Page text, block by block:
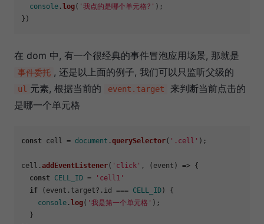
console .log( '我点的是哪个单元格?' );
在 dom 中, 有一个很经典的事件冒泡应用场景, 那就是
事件委托 , 还是以上面的例子, 我们可以只监听父级的
ul 元素, 根据当前的 event.target
来判断当前点击的
是哪一个单元格
const cell = document .querySelector( '.cell' );
cell.addEventListener( 'click' , ( event ) => {
const
CELL_ID =
'cell1'
if (event. target?. id === CELL_ID) {
console .log( '我是第一个单元格' );
  }